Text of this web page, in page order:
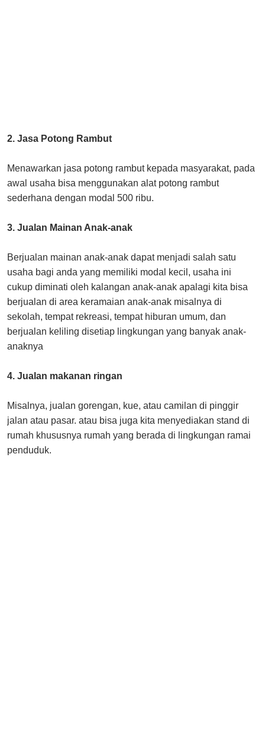
2. Jasa Potong Rambut
Menawarkan jasa potong rambut kepada masyarakat, pada
awal usaha bisa menggunakan alat potong rambut
sederhana dengan modal 500 ribu.
3. Jualan Mainan Anak-anak
Berjualan mainan anak-anak dapat menjadi salah satu
usaha bagi anda yang memiliki modal kecil, usaha ini
cukup diminati oleh kalangan anak-anak apalagi kita bisa
berjualan di area keramaian anak-anak misalnya di
sekolah, tempat rekreasi, tempat hiburan umum, dan
berjualan keliling disetiap lingkungan yang banyak anak-
anaknya
4. Jualan makanan ringan
Misalnya, jualan gorengan, kue, atau camilan di pinggir
jalan atau pasar. atau bisa juga kita menyediakan stand di
rumah khususnya rumah yang berada di lingkungan ramai
penduduk.